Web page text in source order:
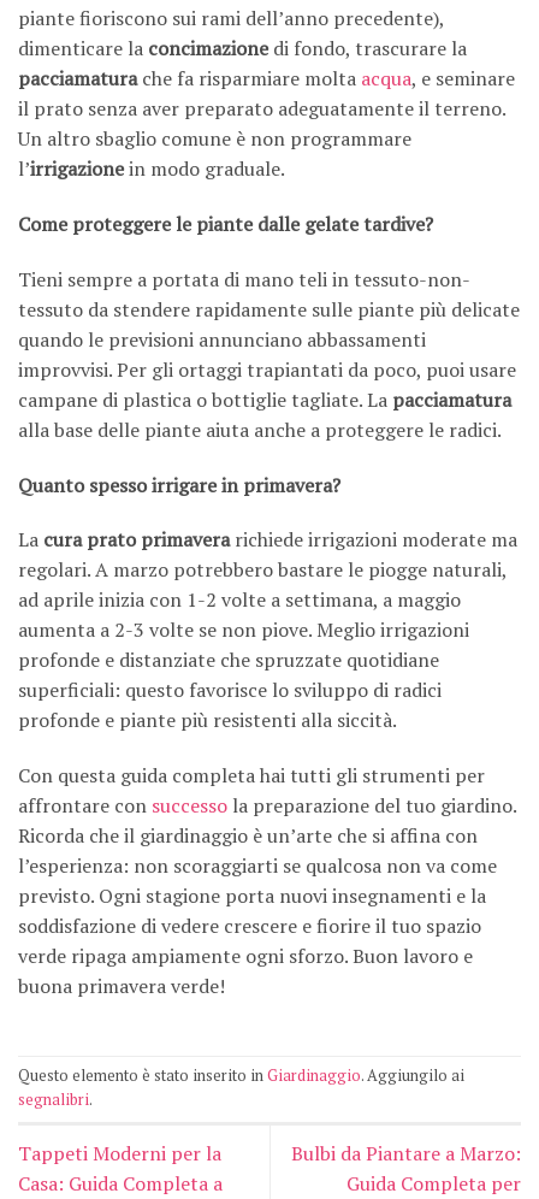
piante fioriscono sui rami dell’anno precedente),
dimenticare la concimazionedi fondo, trascurare la
pacciamaturache fa risparmiare molta acqua, e seminare
il prato senza aver preparato adeguatamente il terreno.
Un altro sbaglio comune è non programmare
l’irrigazionein modo graduale.
Come proteggere le piante dalle gelate tardive?
Tieni sempre a portata di mano teli in tessuto-non-
tessuto da stendere rapidamente sulle piante più delicate
quando le previsioni annunciano abbassamenti
improvvisi. Per gli ortaggi trapiantati da poco, puoi usare
campane di plastica o bottiglie tagliate. La pacciamatura
alla base delle piante aiuta anche a proteggere le radici.
Quanto spesso irrigare in primavera?
La cura prato primaverarichiede irrigazioni moderate ma
regolari. A marzo potrebbero bastare le piogge naturali,
ad aprile inizia con 1-2 volte a settimana, a maggio
aumenta a 2-3 volte se non piove. Meglio irrigazioni
profonde e distanziate che spruzzate quotidiane
superficiali: questo favorisce lo sviluppo di radici
profonde e piante più resistenti alla siccità.
Con questa guida completa hai tutti gli strumenti per
affrontare con successo la preparazione del tuo giardino.
Ricorda che il giardinaggio è un’arte che si affina con
l’esperienza: non scoraggiarti se qualcosa non va come
previsto. Ogni stagione porta nuovi insegnamenti e la
soddisfazione di vedere crescere e fiorire il tuo spazio
verde ripaga ampiamente ogni sforzo. Buon lavoro e
buona primavera verde!
Questo elemento è stato inserito inGiardinaggio. Aggiungilo ai
segnalibri.
Tappeti Moderni per la
Casa: Guida Completa a
Bulbi da Piantare a Marzo:
Guida Completa per